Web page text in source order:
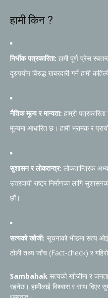
हामी किन ?
निर्भीक पत्रकारिता: हामी पूर्ण प्रेस
दुरुपयोग विरुद्ध खबरदारी गर्न हामी
नैतिक मूल्य र मान्यता: हाम्रो
मूल्यमा आधारित छ। हामी भ्रामक र
सुशासन र लोकतन्त्र: लोकतान्त्रिक
उत्तरदायी राष्ट्र निर्माणका लागि
छौं।
सत्यको खोजी: सूचनाको भीडमा सत्य
टोली तथ्य जाँच (Fact-check) र गहिरो
Sambahak सत्यको खोजीमा र
रहनेछ। हामीलाई विश्वास र साथ दिएर